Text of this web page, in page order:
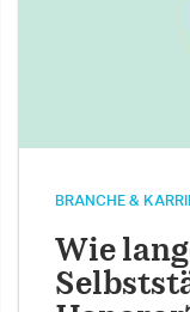
BRANCHE &
Wie